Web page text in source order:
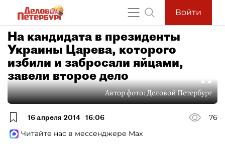
Войти
На кандидата в президенты
Украины Царева, которого
избили и забросали яйцами,
завели второе дело
Автор фото:Деловой Петербург
16 апреля 2014 16:06
76
Читайте нас в мессенджере Max